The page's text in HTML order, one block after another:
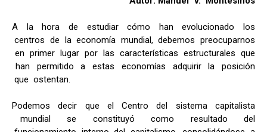
A la hora de estudiar cómo han evolucionado los
centros de la economía mundial, debemos preocuparnos
en primer lugar por las características estructurales que
han permitido a estas economías adquirir la posición
que ostentan.
Podemos decir que el Centro del sistema capitalista
mundial se constituyó como resultado del